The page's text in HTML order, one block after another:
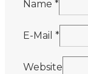
Name *
E-Mail *
Website